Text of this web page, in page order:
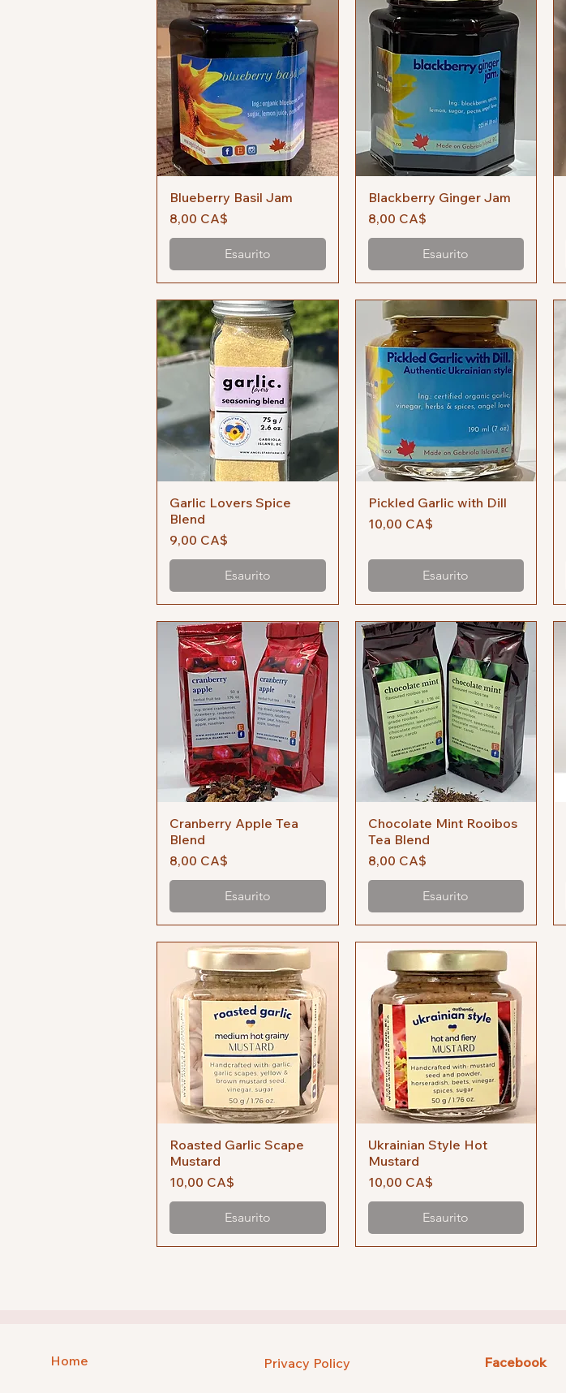
Vista rapida
Blueberry Basil Jam
Prezzo
8,00 CA$
Esaurito
Vista rapida
Blackberry Ginger Jam
Prezzo
8,00 CA$
Esaurito
Vista rapida
Garlic Lovers Spice
Blend
Prezzo
9,00 CA$
Esaurito
Vista rapida
Pickled Garlic with Dill
Prezzo
10,00 CA$
Esaurito
Vista rapida
Cranberry Apple Tea
Blend
Prezzo
8,00 CA$
Esaurito
Vista rapida
Chocolate Mint Rooibos
Tea Blend
Prezzo
8,00 CA$
Esaurito
Vista rapida
Roasted Garlic Scape
Mustard
Prezzo
10,00 CA$
Esaurito
Vista rapida
Ukrainian Style Hot
Mustard
Prezzo
10,00 CA$
Esaurito
Home Privacy Policy Facebook